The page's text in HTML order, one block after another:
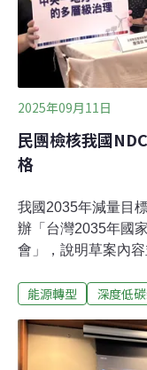
攜手經濟部、國科
品，針對全國235處
2025年09月11日
民團檢核我國
格
我國2035年減量目
辦「台灣2035年國
會」，說明草案內
境規劃協會、主婦
30%、2035年減量
國家實驗室GCAM
能源轉型 深度低